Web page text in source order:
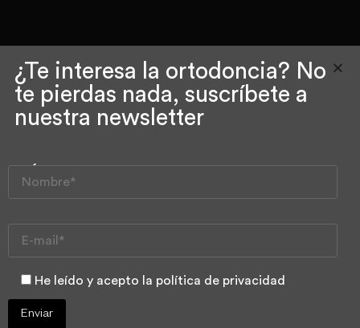
ClinCheck de
Invisalign: Por
qué es tan
importante en
la ortodoncia
invisible
¿Te interesa la ortodoncia? No
te pierdas nada, suscríbete a
nuestra newsletter
He leído y acepto la política de privacidad